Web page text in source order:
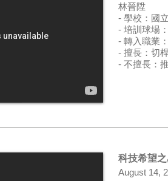
林晉陞
- 學校：國
- 培訓球場
- 轉入職業
- 擅長：切
- 不擅長：
科技希望
August 14,